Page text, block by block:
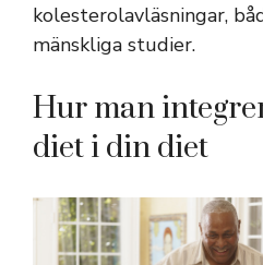
kolesterolavläsningar,
mänskliga studier.
Hur man
diet i din diet